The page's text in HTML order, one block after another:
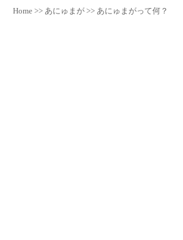
Home >> あにゅまが >> あにゅまがって何？